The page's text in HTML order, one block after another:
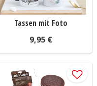
Tassen mit Foto
9,95 €